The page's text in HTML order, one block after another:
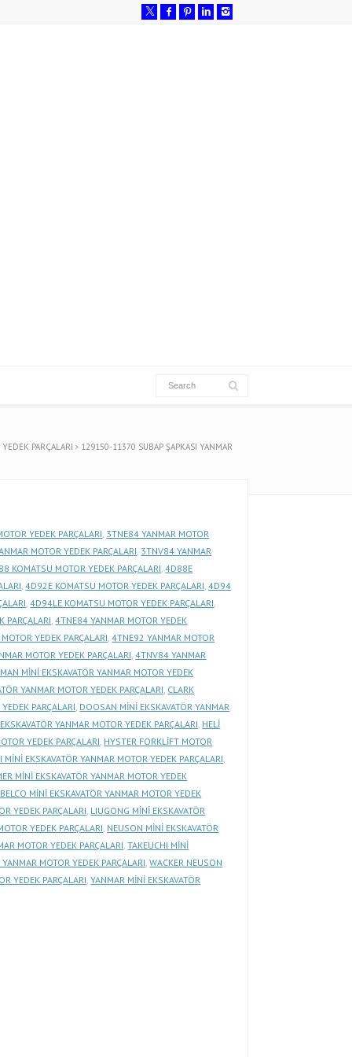
PARÇALARI 129150-11370 SUBAP ŞAPKASI YANMAR
YEDEK PARÇALARI, 3TNE84 YANMAR MOTOR
MOTOR YEDEK PARÇALARI, 3TNV84 YANMAR
KOMATSU MOTOR YEDEK PARÇALARI,4D88E
,4D92E KOMATSU MOTOR YEDEK PARÇALARI,4D94
,4D94LE KOMATSU MOTOR YEDEK PARÇALARI,
PARÇALARI,4TNE84 YANMAR MOTOR YEDEK
YEDEK PARÇALARI,4TNE92 YANMAR MOTOR
MOTOR YEDEK PARÇALARI,4TNV84 YANMAR
MİNİ EKSKAVATÖR YANMAR MOTOR YEDEK
YANMAR MOTOR YEDEK PARÇALARI, CLARK
PARÇALARI, DOOSAN MİNİ EKSKAVATÖR YANMAR
YANMAR MOTOR YEDEK PARÇALARI, HELİ
YEDEK PARÇALARI, HYSTER FORKLİFT MOTOR
MİNİ EKSKAVATÖR YANMAR MOTOR YEDEK PARÇALARI,
MİNİ EKSKAVATÖR YANMAR MOTOR YEDEK
MİNİ EKSKAVATÖR YANMAR MOTOR YEDEK
YEDEK PARÇALARI, LIUGONG MİNİ EKSKAVATÖR
YEDEK PARÇALARI, NEUSON MİNİ EKSKAVATÖR
MOTOR YEDEK PARÇALARI,TAKEUCHI MİNİ
MOTOR YEDEK PARÇALARI,WACKER NEUSON
YEDEK PARÇALARI,YANMAR MİNİ EKSKAVATÖR